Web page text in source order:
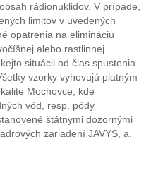
rádionuklidov. V prípade,
limitov v uvedených
opatrenia na elimináciu
alebo rastlinnej
situácii od čias spustenia
vzorky vyhovujú platným
Mochovce, kde
vôd, resp. pôdy
štátnymi dozornými
zariadení JAVYS, a.